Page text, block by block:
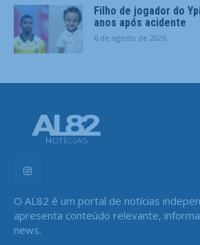
Filho de jogador do
anos após acidente
6 de agosto de 2026
O AL82 é um portal de notícias
apresenta conteúdo relevante,
news.